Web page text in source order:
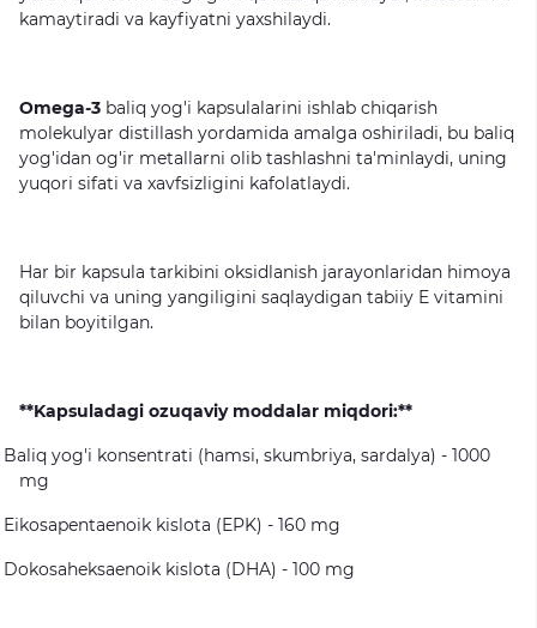
kamaytiradi va kayfiyatni yaxshilaydi.
Omega-3 baliq yog'i kapsulalarini ishlab chiqarish
molekulyar distillash yordamida amalga oshiriladi, bu baliq
yog'idan og'ir metallarni olib tashlashni ta'minlaydi, uning
yuqori sifati va xavfsizligini kafolatlaydi.
Har bir kapsula tarkibini oksidlanish jarayonlaridan himoya
qiluvchi va uning yangiligini saqlaydigan tabiiy E vitamini
bilan boyitilgan.
**Kapsuladagi ozuqaviy moddalar miqdori:**
Baliq yog'i konsentrati (hamsi, skumbriya, sardalya) - 1000
mg
Eikosapentaenoik kislota (EPK) - 160 mg
Dokosaheksaenoik kislota (DHA) - 100 mg